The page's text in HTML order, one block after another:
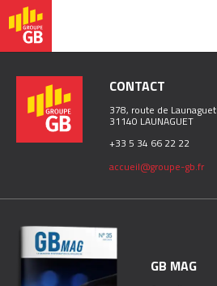
CONTACT
378, route de Launaguet
31140 LAUNAGUET
+33 5 34 66 22 22
accueil@groupe-gb.fr
GB MAG